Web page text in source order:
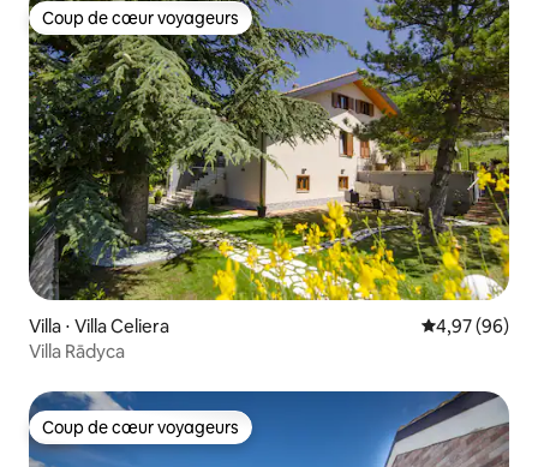
Coup de cœur voyageurs
Coup de cœur voyageurs
Villa ⋅ Villa Celiera Évaluation
4,97 (96)
Villa Rādyca
Coup de cœur voyageurs
Coup de cœur voyageurs